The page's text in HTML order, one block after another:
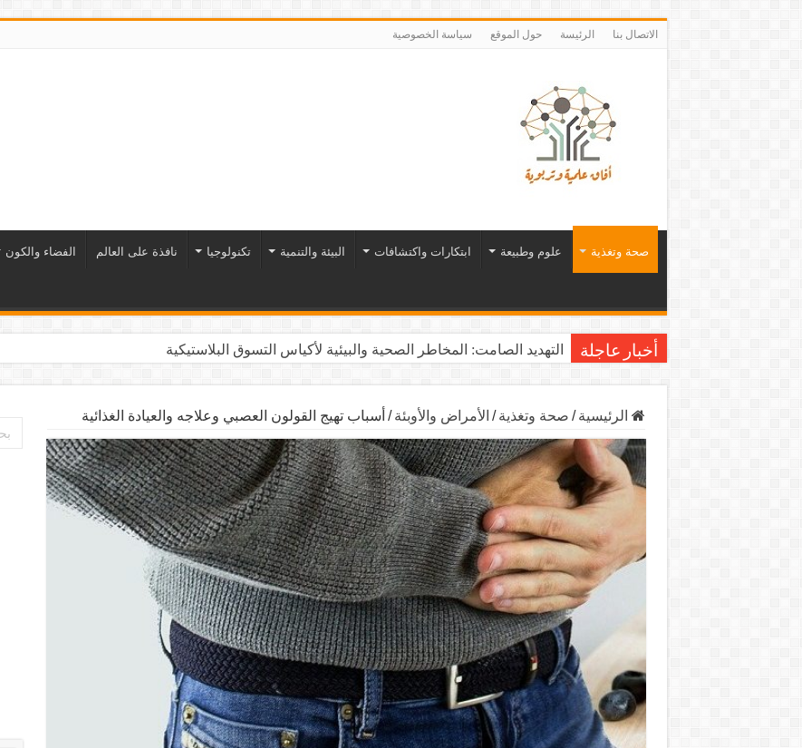
الاتصال بنا الرئيسة حول الموقع سياسة الخصوصية
صحة وتغذية علوم وطبيعة ابتكارات واكتشافات البيئة والتنمية تكنولوجيا نافذة على العالم الفضاء والكون
أخبار عاجلة التهديد الصامت: المخاطر الصحية والبيئية لأكياس التسوق البلاستيكية
الرئيسية / صحة وتغذية / الأمراض والأوبئة / أسباب تهيج القولون العصبي وعلاجه والعيادة الغذائية